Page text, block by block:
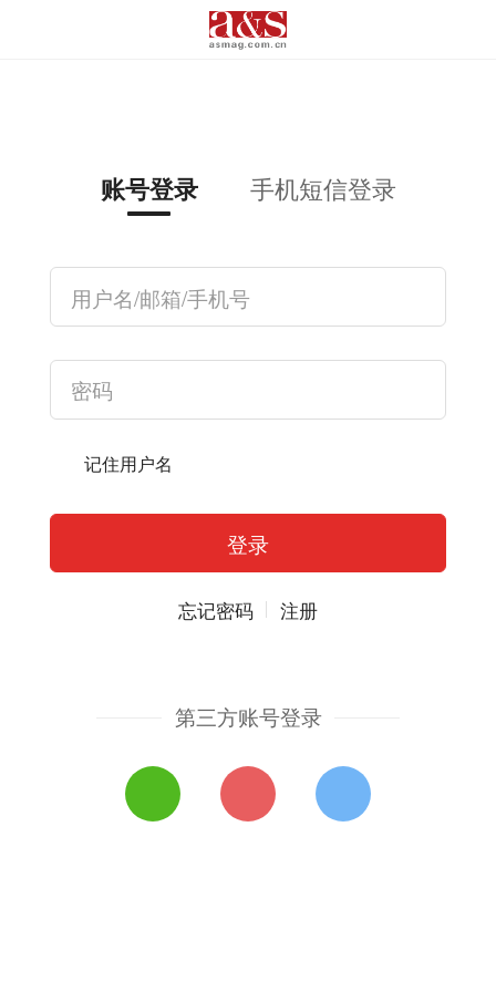
账号登录 手机短信登录
记住用户名
忘记密码 注册
第三方账号登录